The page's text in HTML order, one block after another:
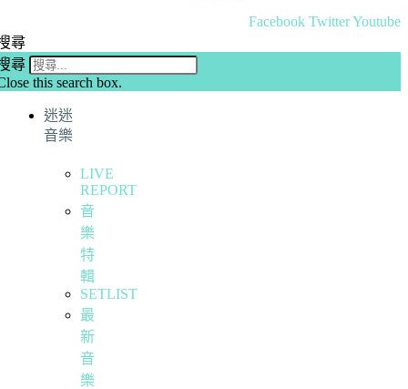
Facebook TwitterYoutube
尋
尋
this search box.
迷迷
音樂
LIVE
REPORT
音
樂
特
輯
SETLIST
最
新
音
樂